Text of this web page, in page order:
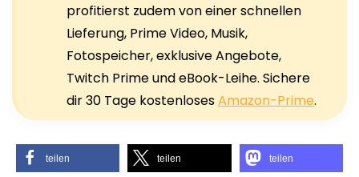
profitierst zudem von einer schnellen
Lieferung, Prime Video, Musik,
Fotospeicher, exklusive Angebote,
Twitch Prime und eBook-Leihe. Sichere
dir 30 Tage kostenlosesAmazon-Prime.
teilen teilen teilen